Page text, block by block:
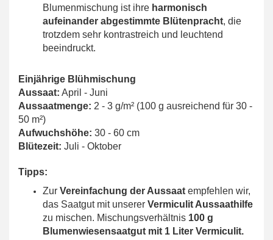
Blumenmischung ist ihre harmonisch
aufeinander abgestimmte Blütenpracht, die
trotzdem sehr kontrastreich und leuchtend
beeindruckt.
Einjährige Blühmischung
Aussaat: April - Juni
Aussaatmenge: 2 - 3 g/m² (100 g ausreichend für 30 -
50 m²)
Aufwuchshöhe: 30 - 60 cm
Blütezeit: Juli - Oktober
Tipps:
Zur Vereinfachung der Aussaat empfehlen wir,
das Saatgut mit unserer Vermiculit Aussaathilfe
zu mischen. Mischungsverhältnis 100 g
Blumenwiesensaatgut mit 1 Liter Vermiculit.